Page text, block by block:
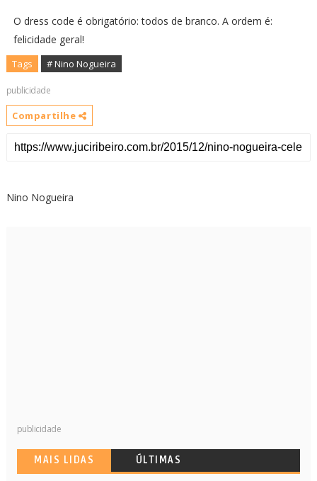
O dress code é obrigatório: todos de branco. A ordem é:
felicidade geral!
Tags # Nino Nogueira
publicidade
Compartilhe
Nino Nogueira
publicidade
MAIS LIDAS ÚLTIMAS